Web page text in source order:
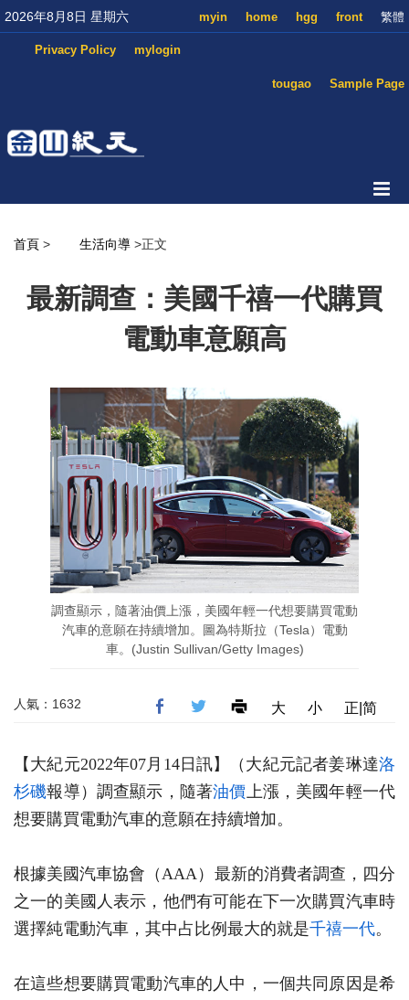
2026年8月8日 星期六 繁體
front
hgg
home
myin
mylogin
Privacy Policy
Sample Page
tougao
首頁 > 生活向導 >正文
最新調查：美國千禧一代購買
電動車意願高
調查顯示，隨著油價上漲，美國年輕一代想要購買電動
汽車的意願在持續增加。圖為特斯拉（Tesla）電動
車。(Justin Sullivan/Getty Images)
人氣：1632 大 小 正|简
【大紀元2022年07月14日訊】（大紀元記者姜琳達洛
杉磯報導）調查顯示，隨著油價上漲，美國年輕一代
想要購買電動汽車的意願在持續增加。
根據美國汽車協會（AAA）最新的消費者調查，四分
之一的美國人表示，他們有可能在下一次購買汽車時
選擇純電動汽車，其中占比例最大的就是千禧一代。
在這些想要購買電動汽車的人中，一個共同原因是希